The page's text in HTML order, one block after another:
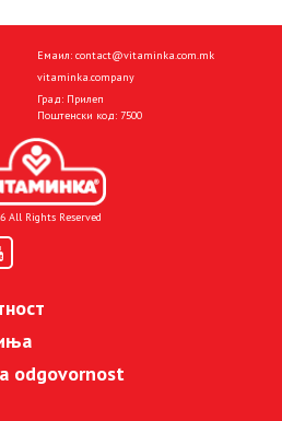
Емаил: contact@vitaminka.com.mk
vitaminka.company
Град: Прилеп
Поштенски код: 7500
All Rights Reserved
odgovornost